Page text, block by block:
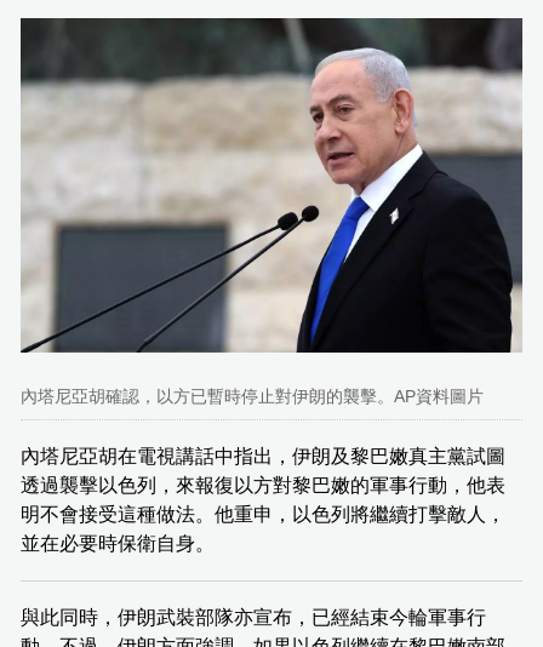
內塔尼亞胡確認，以方已暫時停止對伊朗的襲擊。AP資料圖片
內塔尼亞胡在電視講話中指出，伊朗及黎巴嫩真主黨試圖
透過襲擊以色列，來報復以方對黎巴嫩的軍事行動，他表
明不會接受這種做法。他重申，以色列將繼續打擊敵人，
並在必要時保衛自身。
與此同時，伊朗武裝部隊亦宣布，已經結束今輪軍事行